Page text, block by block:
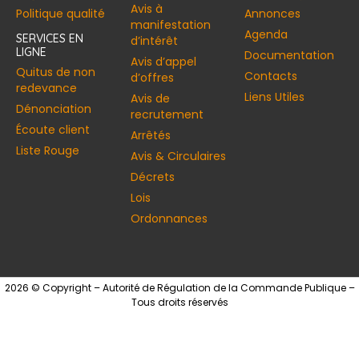
Politique qualité
SERVICES EN
LIGNE
Quitus de non
redevance
Dénonciation
Écoute client
Liste Rouge
Avis à
manifestation
d’intérêt
Avis d’appel
d’offres
Avis de
recrutement
Arrêtés
Avis & Circulaires
Décrets
Lois
Ordonnances
Annonces​
Agenda
Documentation
Contacts
Liens Utiles
2026 © Copyright – Autorité de Régulation de la Commande Publique –
Tous droits réservés